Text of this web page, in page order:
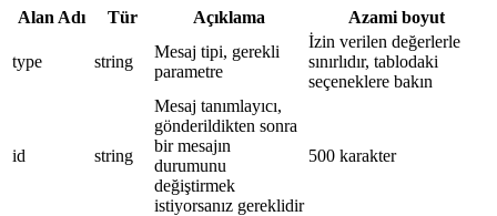
Alan Adı Tür Açıklama Azami boyut
type string
Mesaj tipi, gerekli
parametre
İzin verilen değerlerle
sınırlıdır, tablodaki
seçeneklere bakın
id string
Mesaj tanımlayıcı,
gönderildikten sonra
bir mesajın
durumunu
değiştirmek
istiyorsanız gereklidir
500 karakter